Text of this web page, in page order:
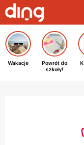
Wakacje
Powrót do
szkoły!